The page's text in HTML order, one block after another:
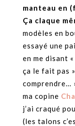
manteau en
Ça claque
modèles en
essayé une
en me disant
ça le fait pas
comprendre…
ma copine
j’ai craqué
(les talons